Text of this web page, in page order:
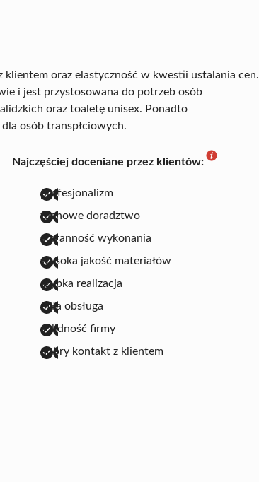
oraz elastyczność w kwestii ustalania cen.
i jest przystosowana do potrzeb osób
oraz toaletę unisex. Ponadto
osób transpłciowych.
Najczęściej doceniane przez klientów:
profesjonalizm
fachowe doradztwo
staranność wykonania
wysoka jakość materiałów
szybka realizacja
miła obsługa
solidność firmy
dobry kontakt z klientem